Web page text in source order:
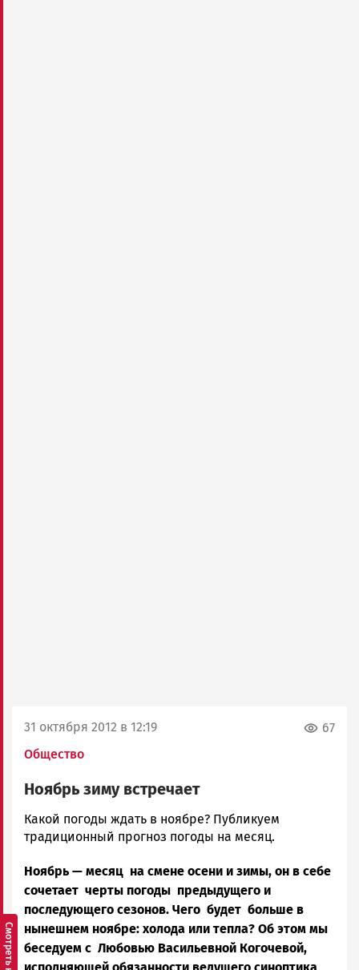
31 октября 2012 в 12:19
Общество
67
Ноябрь зиму встречает
admintimur
Новости
и
Карелии
|
Петрозаводск
ГОВОРИТ
Какой погоды ждать в ноябре? Публикуем
традиционный прогноз погоды на месяц.
Ноябрь — месяц на смене осени и зимы, он в себе
сочетает черты погоды предыдущего и
последующего сезонов. Чего будет больше в
нынешнем ноябре: холода или тепла? Об этом мы
беседуем с Любовью Васильевной Когочевой,